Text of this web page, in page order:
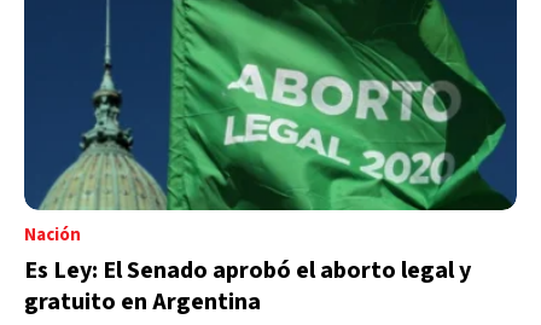
Nación
Es Ley: El Senado aprobó el aborto legal y
gratuito en Argentina